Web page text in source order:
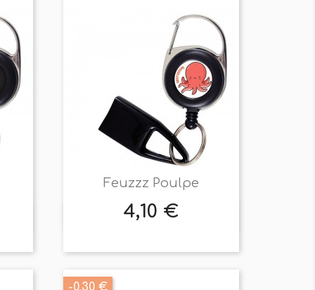
Feuzzz Poulpe
Prix
4,10 €
Aperçu rapide
-0,30 €